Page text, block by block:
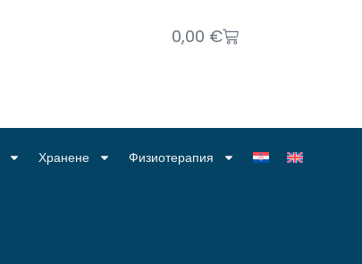
0,00 €
Хранене Физиотерапия